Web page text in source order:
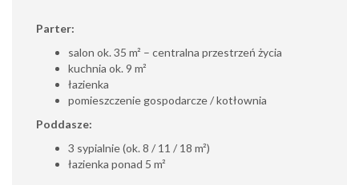
Parter:
salon ok. 35 m² – centralna przestrzeń życia
kuchnia ok. 9 m²
łazienka
pomieszczenie gospodarcze / kotłownia
Poddasze:
3 sypialnie (ok. 8 / 11 / 18 m²)
łazienka ponad 5 m²